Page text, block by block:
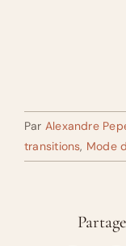
Par Alexandre
transitions, Mode